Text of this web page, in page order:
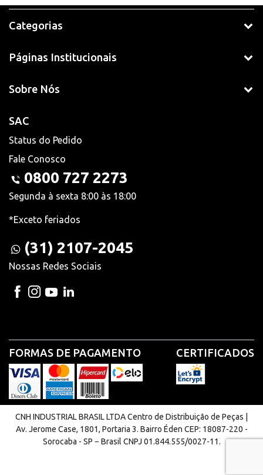
Categorias
Páginas Institucionais
Sobre Nós
SAC
Status do Pedido
Fale Conosco
0800 727 2273
Segunda à sexta 8:00 às 18:00
*Exceto feriados
(31) 2107-2045
Nossas Redes Sociais
FORMAS DE PAGAMENTO CERTIFICADOS
CNH INDUSTRIAL BRASIL LTDA Centro de Distribuição de Peças |
Av. Jerome Case, 1801, Portaria 3. Bairro Éden CEP: 18087-220 -
Sorocaba - SP − Brasil CNPJ 01.844.555/0027-11.